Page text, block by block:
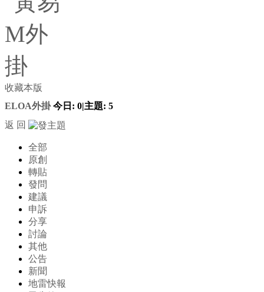
收藏本版
ELOA外掛 今日: 0|主題: 5
返 回
全部
原創
轉貼
發問
建議
申訴
分享
討論
其他
公告
新聞
地雷快報